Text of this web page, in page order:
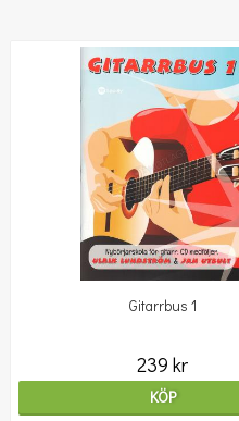
Gitarrbus 1
239 kr
KÖP